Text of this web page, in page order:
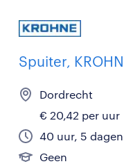
Spuiter,
Dordrecht
€ 20,42 per uur
40 uur, 5
Geen